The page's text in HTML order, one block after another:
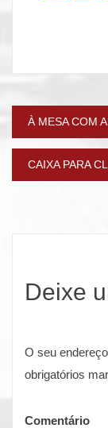
de
À MESA COM
CAIXA PARA
Deixe
O seu
obrigatórios
Comentário